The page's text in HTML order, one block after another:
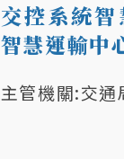
交控系統
智慧運輸中
主管機關:交通